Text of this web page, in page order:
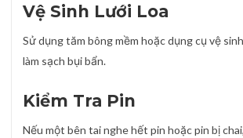
Vệ Sinh Lưới Loa
Sử dụng tăm bông mềm hoặc dụng cụ vệ
làm sạch bụi bẩn.
Kiểm Tra Pin
Nếu một bên tai nghe hết pin hoặc pin bị